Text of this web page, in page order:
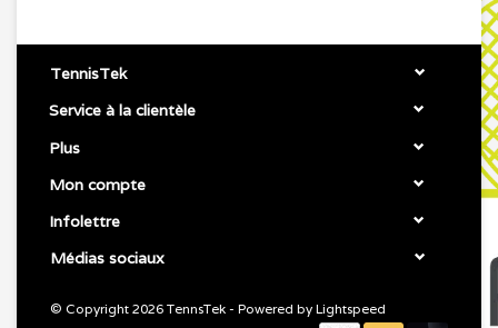
TennisTek
Service à la clientèle
Plus
Mon compte
Infolettre
Médias sociaux
© Copyright 2026 TennsTek - Powered by Lightspeed